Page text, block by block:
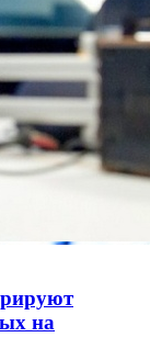
на